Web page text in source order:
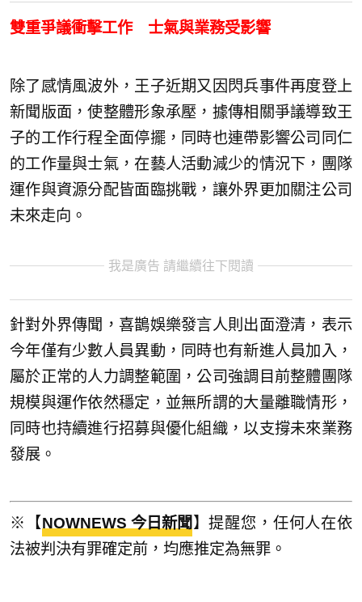
雙重爭議衝擊工作 士氣與業務受影響
除了感情風波外，王子近期又因閃兵事件再度登上
新聞版面，使整體形象承壓，據傳相關爭議導致王
子的工作行程全面停擺，同時也連帶影響公司同仁
的工作量與士氣，在藝人活動減少的情況下，團隊
運作與資源分配皆面臨挑戰，讓外界更加關注公司
未來走向。
我是廣告 請繼續往下閱讀
針對外界傳聞，喜鵲娛樂發言人則出面澄清，表示
今年僅有少數人員異動，同時也有新進人員加入，
屬於正常的人力調整範圍，公司強調目前整體團隊
規模與運作依然穩定，並無所謂的大量離職情形，
同時也持續進行招募與優化組織，以支撐未來業務
發展。
※【NOWNEWS 今日新聞 】提醒您，任何人在依
法被判決有罪確定前，均應推定為無罪。